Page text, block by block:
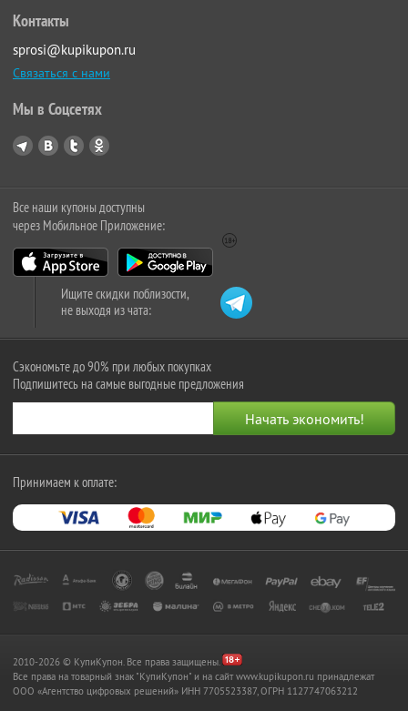
Контакты
sprosi@kupikupon.ru
Связаться с нами
Мы в Соцсетях
Все наши купоны доступны
через Мобильное Приложение:
Ищите скидки поблизости,
не выходя из чата:
Сэкономьте до 90% при любых покупках
Подпишитесь на самые выгодные предложения
Принимаем к оплате:
2010-2026 © КупиКупон. Все права защищены.
Все права на товарный знак "КупиКупон" и на сайт www.kupikupon.ru принадлежат
OOO «Агентство цифровых решений» ИНН 7705523387, ОГРН 1127747063212